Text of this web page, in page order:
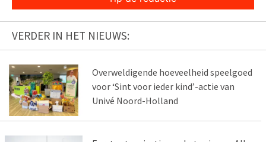
VERDER IN HET NIEUWS:
Overweldigende hoeveelheid speelgoed
voor ‘Sint voor ieder kind’-actie van
Univé Noord-Holland